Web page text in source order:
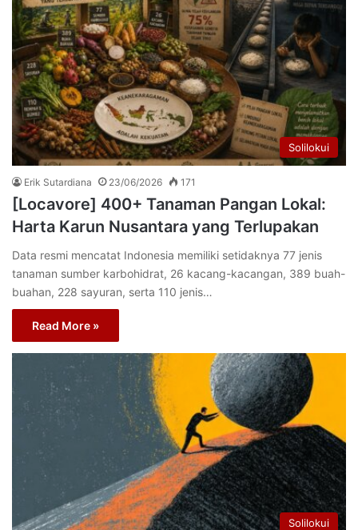
Solilokui
Erik Sutardiana 23/06/2026 171
[Locavore] 400+ Tanaman Pangan Lokal:
Harta Karun Nusantara yang Terlupakan
Data resmi mencatat Indonesia memiliki setidaknya 77 jenis
tanaman sumber karbohidrat, 26 kacang-kacangan, 389 buah-
buahan, 228 sayuran, serta 110 jenis…
Read More »
Solilokui